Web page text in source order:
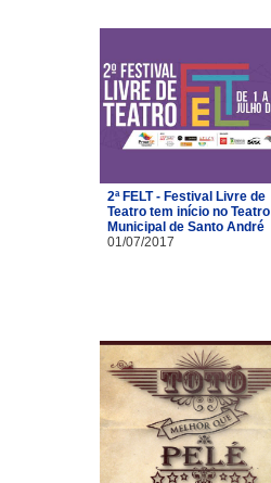
2ª FELT - Festival Livre de
Teatro tem início no Teatro
Municipal de Santo André
01/07/2017